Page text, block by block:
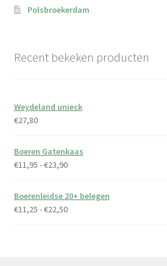
Polsbroekerdam
Recent bekeken producten
Weydeland unieck
€27,80
Boeren Gatenkaas
€11,95 -€23,90Prijsklasse:
tot
€23,90
Boerenleidse 20+ belegen
€11,25 -€22,50Prijsklasse: